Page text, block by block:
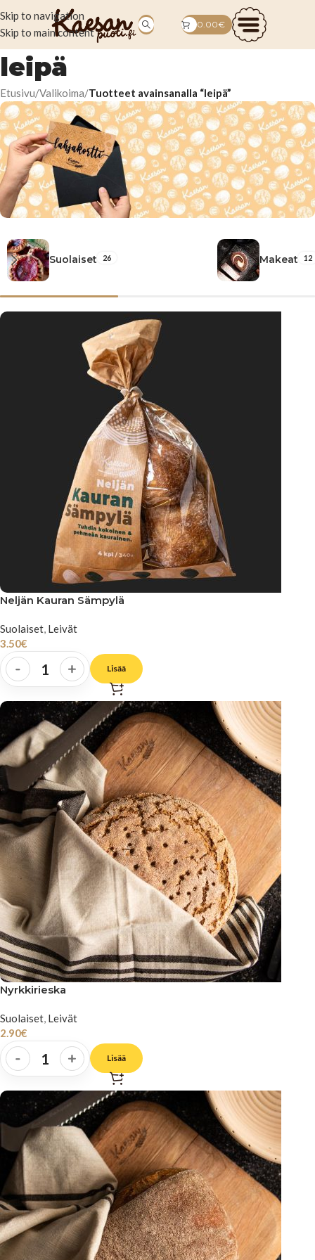
Skip to navigation
Skip to main content
0.00€
leipä
Etusivu/Valikoima/Tuotteet avainsanalla “leipä”
Anna
maistuva
lahja!
Suolaiset 26 Makeat 12
Neljän Kauran Sämpylä
Suolaiset, Leivät
3.50€
- + Lisää
Nyrkkirieska
Suolaiset, Leivät
2.90€
- + Lisää